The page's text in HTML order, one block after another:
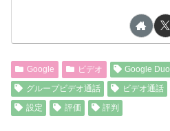
Google ビデオ Google Duo
グループビデオ通話
ビデオ通話
設定
評価 評判